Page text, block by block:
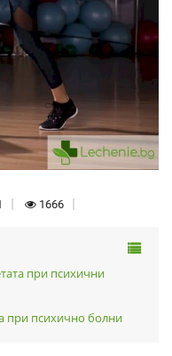
1666
при психични
при психично болни